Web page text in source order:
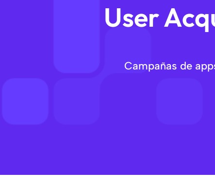
User
Campañas de